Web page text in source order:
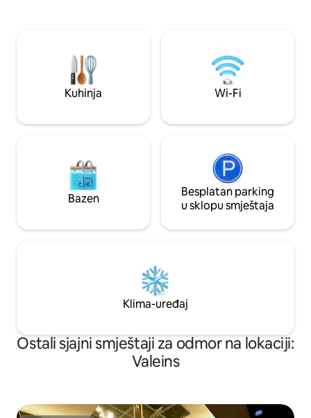
željezničkom
od 5 minuta.
opuštanja već
Kuhinja Wi-Fi
Bazen
Besplatan parking
u sklopu smještaja
Klima-uređaj
Ostali sjajni smještaji za odmor na lokaciji:
Valeins